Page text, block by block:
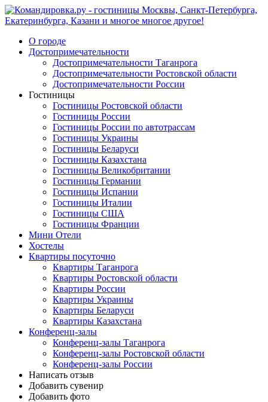
О городе
Достопримечательности
Достопримечательности Таганрога
Достопримечательности Ростовской области
Достопримечательности России
Гостиницы
Гостиницы Ростовской области
Гостиницы России
Гостиницы России по автотрассам
Гостиницы Украины
Гостиницы Беларуси
Гостиницы Казахстана
Гостиницы Великобритании
Гостиницы Германии
Гостиницы Испании
Гостиницы Италии
Гостиницы США
Гостиницы Франции
Мини Отели
Хостелы
Квартиры посуточно
Квартиры Таганрога
Квартиры Ростовской области
Квартиры России
Квартиры Украины
Квартиры Беларуси
Квартиры Казахстана
Конференц-залы
Конференц-залы Таганрога
Конференц-залы Ростовской области
Конференц-залы России
Написать отзыв
Добавить сувенир
Добавить фото